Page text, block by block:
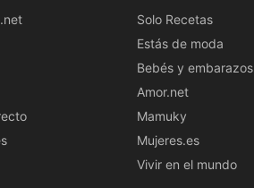
Solo Recetas
Estás de moda
Bebés y embarazos
Amor.net
Mamuky
Mujeres.es
Vivir en el mundo